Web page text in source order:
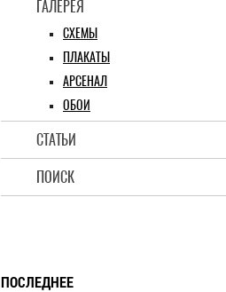
ГАЛЕРЕЯ
СХЕМЫ
ПЛАКАТЫ
АРСЕНАЛ
ОБОИ
СТАТЬИ
ПОИСК
ПОСЛЕДНЕЕ